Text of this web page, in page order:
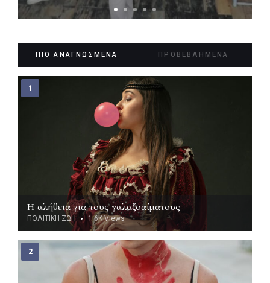
ΠΙΟ ΑΝΑΓΝΩΣΜΕΝΑ ΠΡΟΒΕΒΛΗΜΕΝΑ
Η αλήθεια για τους γαλαζοαίματους
ΠΟΛΙΤΙΚΗ ΖΩΗ 1.6K Views